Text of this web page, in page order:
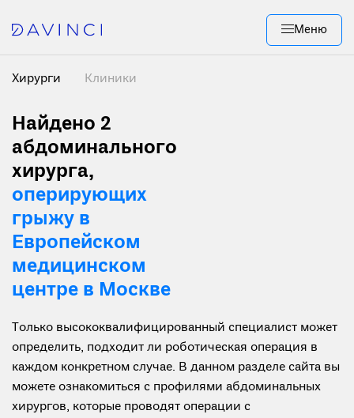
Меню
Хирурги Клиники
Найдено 2
абдоминального
хирурга,
оперирующих
грыжу в
Европейском
медицинском
центре в Москве
Только высококвалифицированный специалист может
определить, подходит ли роботическая операция в
каждом конкретном случае. В данном разделе сайта вы
можете ознакомиться с профилями абдоминальных
хирургов, которые проводят операции с